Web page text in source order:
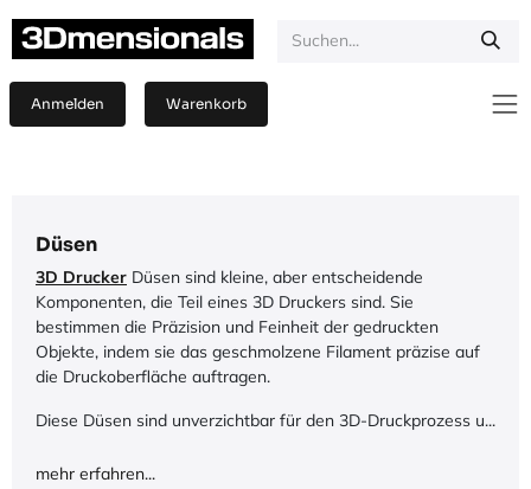
Anmelden Warenkorb
Düsen
3D Drucker Düsen sind kleine, aber entscheidende
Komponenten, die Teil eines 3D Druckers sind. Sie
bestimmen die Präzision und Feinheit der gedruckten
Objekte, indem sie das geschmolzene Filament präzise auf
die Druckoberfläche auftragen.
Diese Düsen sind unverzichtbar für den 3D-Druckprozess u...
mehr erfahren...